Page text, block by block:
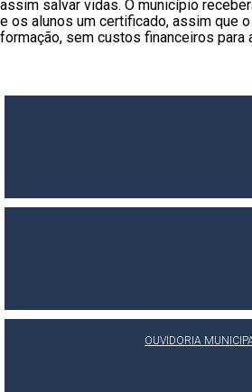
assim salvar vidas. O município
e os alunos um certificado, assim que
formação, sem custos financeiros para
OUVIDORIA